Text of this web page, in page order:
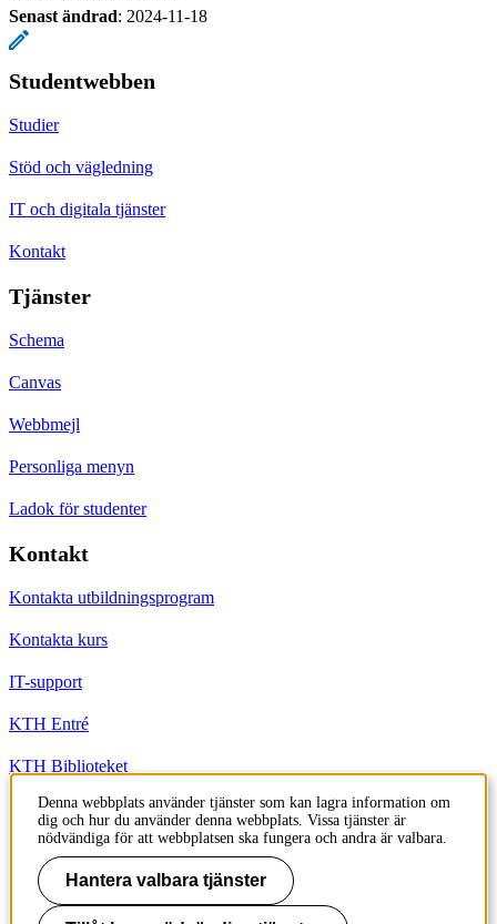
Senast ändrad: 2024-11-18
Studentwebben
Studier
Stöd och vägledning
IT och digitala tjänster
Kontakt
Tjänster
Schema
Canvas
Webbmejl
Personliga menyn
Ladok för studenter
Kontakt
Kontakta utbildningsprogram
Kontakta kurs
IT-support
KTH Entré
KTH Biblioteket
KTH
100 44 Stockholm
+46 8 790 60 00
info@kth.se
Denna webbplats använder tjänster som kan lagra information om
dig och hur du använder denna webbplats. Vissa tjänster är
nödvändiga för att webbplatsen ska fungera och andra är valbara.
Hantera valbara tjänster